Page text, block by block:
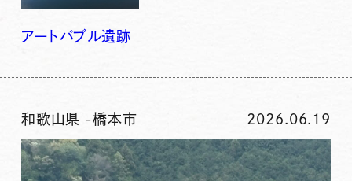
アートバブル遺跡
和歌山県 -橋本市 2026.06.19